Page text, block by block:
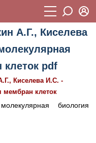
А.Г., Киселева
клеток pdf
Киселева И.С. -
мембран клеток
биология